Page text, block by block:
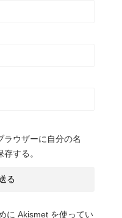
ラウザーに自分の名
する。
に Akismet を使ってい